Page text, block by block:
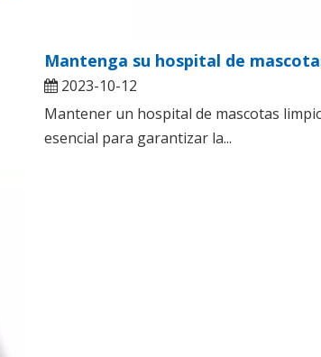
2023-10-12
Mantener un hospital de mascotas
esencial para garantizar la...